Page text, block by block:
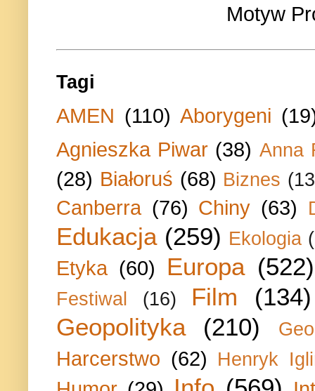
Motyw
Tagi
AMEN (110) Aborygeni
Agnieszka Piwar (38) Anna
(28) Białoruś (68) Biznes
Canberra (76) Chiny (63)
Edukacja (259) Ekologia
Etyka (60) Europa (522)
Festiwal (16) Film
(134)
Geopolityka
(210)
Harcerstwo (62) Henryk